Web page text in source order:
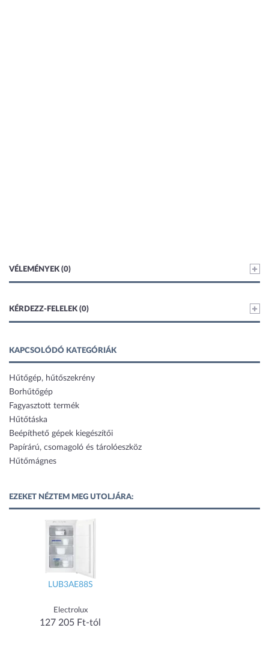
VÉLEMÉNYEK (0)
KÉRDEZZ-FELELEK (0)
KAPCSOLÓDÓ KATEGÓRIÁK
Hűtőgép, hűtőszekrény
Borhűtőgép
Fagyasztott termék
Hűtőtáska
Beépíthető gépek kiegészítői
Papírárú, csomagoló és tárolóeszköz
Hűtőmágnes
EZEKET NÉZTEM MEG UTOLJÁRA:
LUB3AE88S
Electrolux
127 205 Ft-tól